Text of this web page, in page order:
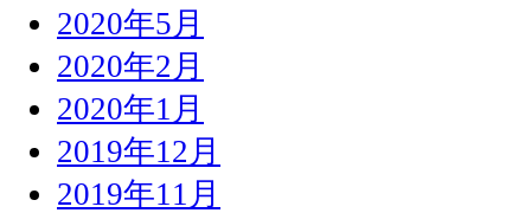
2020年5月
2020年2月
2020年1月
2019年12月
2019年11月